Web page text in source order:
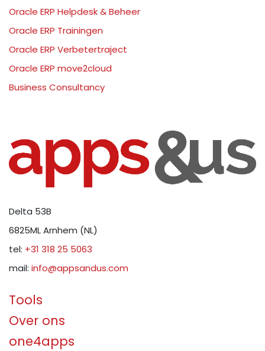
Oracle ERP Helpdesk & Beheer
Oracle ERP Trainingen
Oracle ERP Verbetertraject
Oracle ERP move2cloud
Business Consultancy
Delta 53B
6825ML Arnhem (NL)
tel: +31 318 25 5063
mail: info@appsandus.com
Tools
Over ons
one4apps